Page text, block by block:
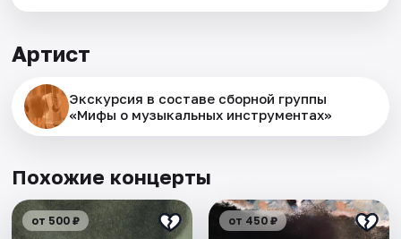
Артист
Экскурсия в составе сборной группы
«Мифы о музыкальных инструментах»
Похожие концерты
от 500 ₽ от 450 ₽